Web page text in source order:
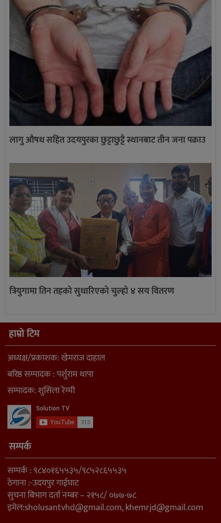
लागु औषध सहित उदयपुरका छुट्टाछुट्टै स्थानबाट तीन जना पक्राउ
त्रियुगामा तिन तहको सुधारिएको चुल्हो ४ सय वितरण
हाम्रो टिम
अध्यक्ष/प्रकाशक: खेमराज दाहाल
बरिष्ठ सम्पादक : पर्शुराम थापा
सम्पादक: शुसिला रेग्मी
सम्पर्क
सम्पर्क : ९८४०१६५५३५/९८५२८६५५३५
ठेगाना :-उदयपुर गाईघाट
सुचना बिभाग दर्ता नम्बर – २१५८/ ०७७-७८
इमेल:sholusantvhd@gmail.com,khemrjd@gmail.com